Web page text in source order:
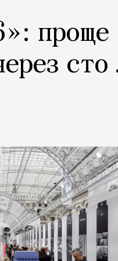
проще
сто